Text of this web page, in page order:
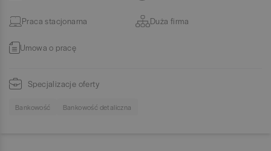
Praca stacjonarna Duża firma
Umowa o pracę
Specjalizacje oferty
Bankowość Bankowość detaliczna